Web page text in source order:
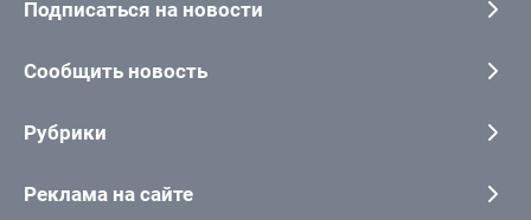
Подписаться на новости
Сообщить новость
Рубрики
Реклама на сайте